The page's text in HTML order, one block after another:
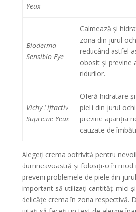
Yeux
Bioderma
Sensibio Eye
Calmează și
zona din jurul
reducând astfel
obosit și previne
ridurilor.
Vichy Liftactiv
Supreme Yeux
Oferă hidratare
pielii din jurul
previne apariția
cauzate de
Alegeți crema potrivită pentru
dumneavoastră și folosiți-o în mod
preveni problemele de piele din
important să utilizați cantități mici
delicățe crema în zona respectivă.